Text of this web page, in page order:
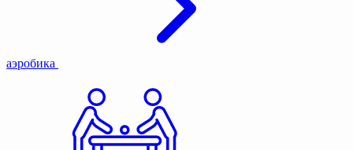
аэробика